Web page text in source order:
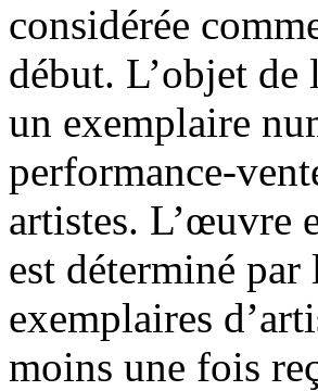
considérée
début. L’objet
un exemplaire
performance-
artistes. L’œuvre
est déterminé
exemplaires
moins une fois